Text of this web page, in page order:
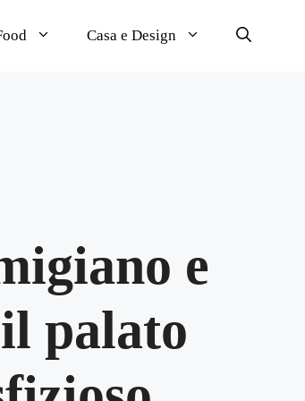
Casa e Design
e
palato